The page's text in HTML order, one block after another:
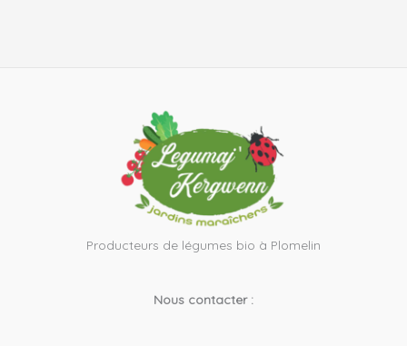
Producteurs de légumes bio à Plomelin
Nous contacter :